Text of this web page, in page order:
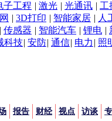
子工程 | 激光 | 光通讯 | 工
| 3D打印 | 智能家居 | 人
| 传感器 | 智能汽车 | 锂电 |
科技| 安防| 通信| 电力 | 照
报告 财经 视点 访谈